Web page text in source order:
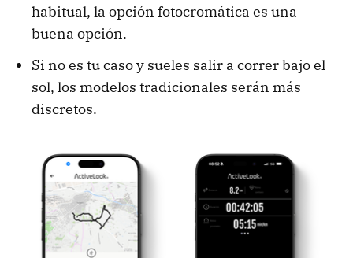
habitual, la opción fotocromática es una
buena opción.
Si no es tu caso y sueles salir a correr bajo el
sol, los modelos tradicionales serán más
discretos.